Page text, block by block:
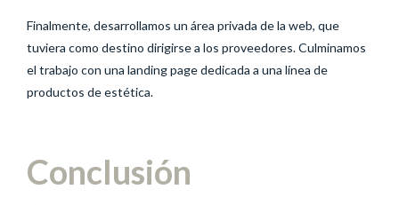
Finalmente, desarrollamos un área privada de la web, que
tuviera como destino dirigirse a los proveedores. Culminamos
el trabajo con una landing page dedicada a una línea de
productos de estética.
Conclusión